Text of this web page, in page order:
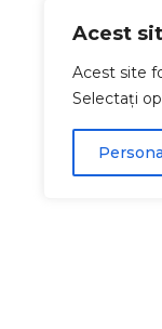
Acest
Acest site
Selectați